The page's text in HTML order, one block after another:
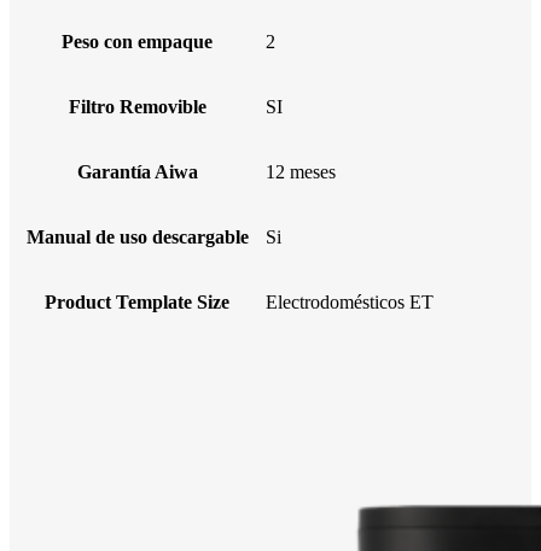
Peso con empaque 2
Filtro Removible SI
Garantía Aiwa 12 meses
Manual de uso descargable Si
Product Template Size Electrodomésticos ET